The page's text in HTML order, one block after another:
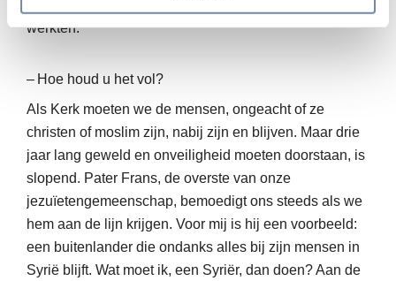
werkten.
– Hoe houd u het vol?
Als Kerk moeten we de mensen, ongeacht of ze
christen of moslim zijn, nabij zijn en blijven. Maar drie
jaar lang geweld en onveiligheid moeten doorstaan, is
slopend. Pater Frans, de overste van onze
jezuïetengemeenschap, bemoedigt ons steeds als we
hem aan de lijn krijgen. Voor mij is hij een voorbeeld:
een buitenlander die ondanks alles bij zijn mensen in
Syrië blijft. Wat moet ik, een Syriër, dan doen? Aan de